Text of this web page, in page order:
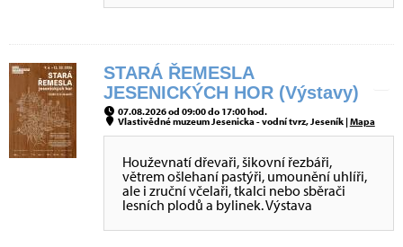
STARÁ ŘEMESLA
JESENICKÝCH HOR (Výstavy)
07.08.2026 od 09:00 do 17:00 hod.
Vlastivědné muzeum Jesenicka - vodní tvrz, Jeseník |Mapa
Houževnatí dřevaři, šikovní řezbáři,
větrem ošlehaní pastýři, umounění uhlíři,
ale i zruční včelaři, tkalci nebo sběrači
lesních plodů a bylinek. Výstava